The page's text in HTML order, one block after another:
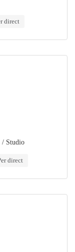
direct
/ Studio
direct